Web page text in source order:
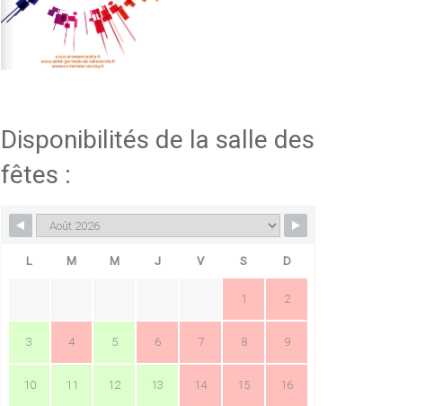
Disponibilités de la salle des
fêtes :
L M M J V S D
1 2
3 4 5 6 7 8 9
10 11 12 13 14 15 16